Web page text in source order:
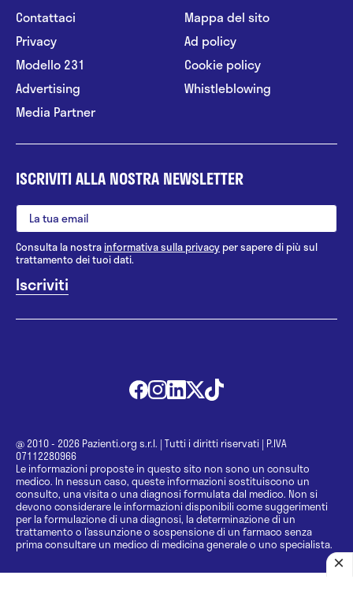
Contattaci
Privacy
Modello 231
Advertising
Media Partner
Mappa del sito
Ad policy
Cookie policy
Whistleblowing
ISCRIVITI ALLA NOSTRA NEWSLETTER
Consulta la nostrainformativa sulla privacy per sapere di più sul
trattamento dei tuoi dati.
@ 2010 - 2026 Pazienti.org s.r.l. | Tutti i diritti riservati | P.IVA
07112280966
Le informazioni proposte in questo sito non sono un consulto
medico. In nessun caso, queste informazioni sostituiscono un
consulto, una visita o una diagnosi formulata dal medico. Non si
devono considerare le informazioni disponibili come suggerimenti
per la formulazione di una diagnosi, la determinazione di un
trattamento o l’assunzione o sospensione di un farmaco senza
prima consultare un medico di medicina generale o uno specialista.